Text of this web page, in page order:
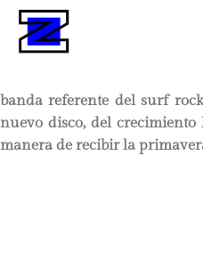
banda referente del surf
nuevo disco, del
manera de recibir la